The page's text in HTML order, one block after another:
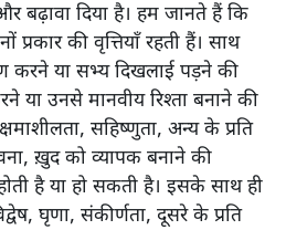
बढ़ावा दिया है। हम जानते हैं कि
प्रकार की वृत्तियाँ रहती हैं। साथ
करने या सभ्य दिखलाई पड़ने की
या उनसे मानवीय रिश्ता बनाने की
सहिष्णुता, अन्य के प्रति
ख़ुद को व्यापक बनाने की
है या हो सकती है। इसके साथ ही
घृणा, संकीर्णता, दूसरे के प्रति